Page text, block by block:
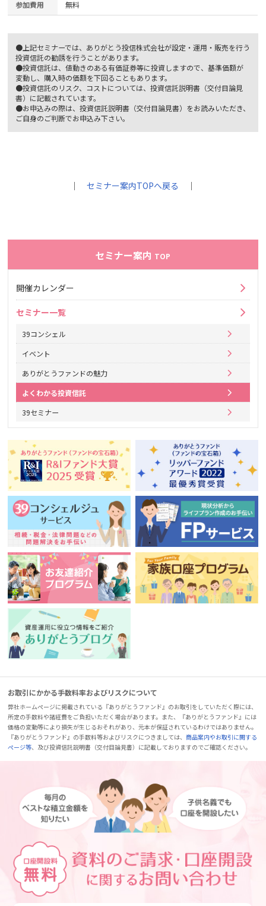
参加費用 無料
●上記セミナーでは、ありがとう投信株式会社が設定・運用・販売を行う
投資信託の勧誘を行うことがあります。
●投資信託は、値動きのある有価証券等に投資しますので、基準価額が
変動し、購入時の価額を下回ることもあります。
●投資信託のリスク、コストについては、投資信託説明書（交付目論見
書）に記載されています。
●お申込みの際は、投資信託説明書（交付目論見書）をお読みいただき、
ご自身のご判断でお申込み下さい。
｜セミナー案内TOPへ戻る ｜
セミナー案内 TOP
開催カレンダー
セミナー一覧
39コンシェル
イベント
ありがとうファンドの魅力
よくわかる投資信託
39セミナー
お取引にかかる手数料率およびリスクについて
弊社ホームページに掲載されている『ありがとうファンド』のお取引をしていただく際には、
所定の手数料や諸経費をご負担いただく場合があります。また、『ありがとうファンド』には
価格の変動等により損失が生じるおそれがあり、元本が保証されているわけではありません。
『ありがとうファンド』の手数料等およびリスクにつきましては、商品案内やお取引に関する
ページ等、及び投資信託説明書（交付目論見書）に記載しておりますのでご確認ください。